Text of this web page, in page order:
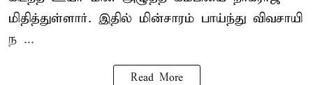
மிதித்துள்ளார். இதில் மின்சாரம் பாய்ந்து விவசாயி
ந ...
Read More